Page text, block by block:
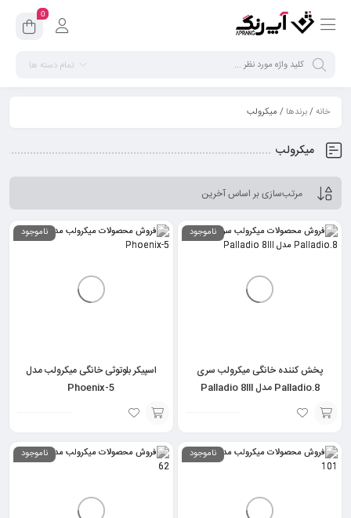
0
تمام دسته ها
خانه/برندها / میکرولب
میکرولب
ناموجود
پخش کننده خانگی میکرولب سری
Palladio.8 مدل Palladio 8lll
گزینه
ناموجود
اسپیکر بلوتوثی خانگی میکرولب مدل
Phoenix-5
گزینه
ناموجود ناموجود